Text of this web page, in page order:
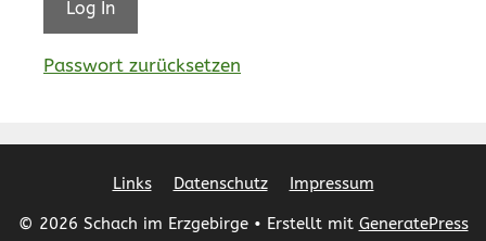
Passwort zurücksetzen
Links Datenschutz Impressum
© 2026 Schach im Erzgebirge• Erstellt mit GeneratePress